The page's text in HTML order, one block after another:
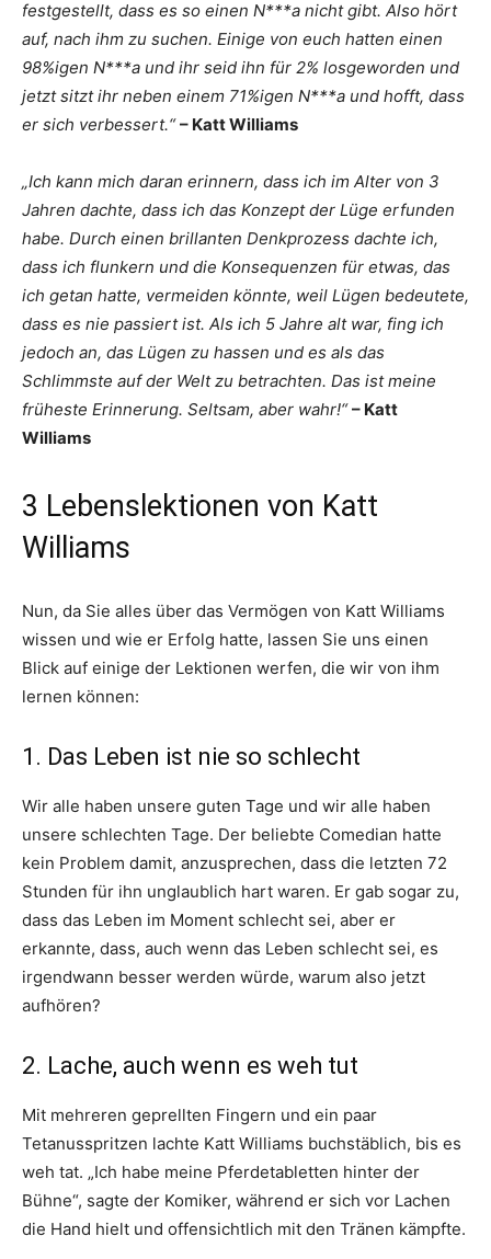
festgestellt, dass es so einen N***a nicht gibt. Also hört
auf, nach ihm zu suchen. Einige von euch hatten einen
98%igen N***a und ihr seid ihn für 2% losgeworden und
jetzt sitzt ihr neben einem 71%igen N***a und hofft, dass
er sich verbessert.“– Katt Williams
„Ich kann mich daran erinnern, dass ich im Alter von 3
Jahren dachte, dass ich das Konzept der Lüge erfunden
habe. Durch einen brillanten Denkprozess dachte ich,
dass ich flunkern und die Konsequenzen für etwas, das
ich getan hatte, vermeiden könnte, weil Lügen bedeutete,
dass es nie passiert ist. Als ich 5 Jahre alt war, fing ich
jedoch an, das Lügen zu hassen und es als das
Schlimmste auf der Welt zu betrachten. Das ist meine
früheste Erinnerung. Seltsam, aber wahr!“– Katt
Williams
3 Lebenslektionen von Katt
Williams
Nun, da Sie alles über das Vermögen von Katt Williams
wissen und wie er Erfolg hatte, lassen Sie uns einen
Blick auf einige der Lektionen werfen, die wir von ihm
lernen können:
1. Das Leben ist nie so schlecht
Wir alle haben unsere guten Tage und wir alle haben
unsere schlechten Tage. Der beliebte Comedian hatte
kein Problem damit, anzusprechen, dass die letzten 72
Stunden für ihn unglaublich hart waren. Er gab sogar zu,
dass das Leben im Moment schlecht sei, aber er
erkannte, dass, auch wenn das Leben schlecht sei, es
irgendwann besser werden würde, warum also jetzt
aufhören?
2. Lache, auch wenn es weh tut
Mit mehreren geprellten Fingern und ein paar
Tetanusspritzen lachte Katt Williams buchstäblich, bis es
weh tat. „Ich habe meine Pferdetabletten hinter der
Bühne“, sagte der Komiker, während er sich vor Lachen
die Hand hielt und offensichtlich mit den Tränen kämpfte.